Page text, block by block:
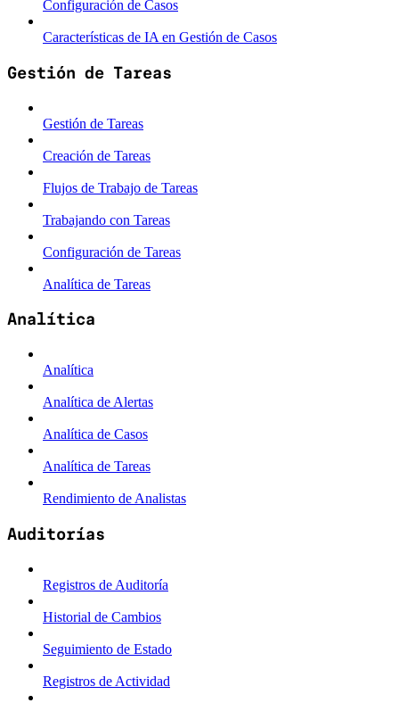
Configuración de Casos
Características de IA en Gestión de Casos
Gestión de Tareas
Gestión de Tareas
Creación de Tareas
Flujos de Trabajo de Tareas
Trabajando con Tareas
Configuración de Tareas
Analítica de Tareas
Analítica
Analítica
Analítica de Alertas
Analítica de Casos
Analítica de Tareas
Rendimiento de Analistas
Auditorías
Registros de Auditoría
Historial de Cambios
Seguimiento de Estado
Registros de Actividad